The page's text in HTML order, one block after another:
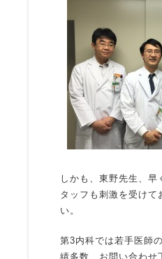
しかも、東野先生、
タッフも刺激を受けて
い。
第3内科では若手医師
績多数、お問い合わせ